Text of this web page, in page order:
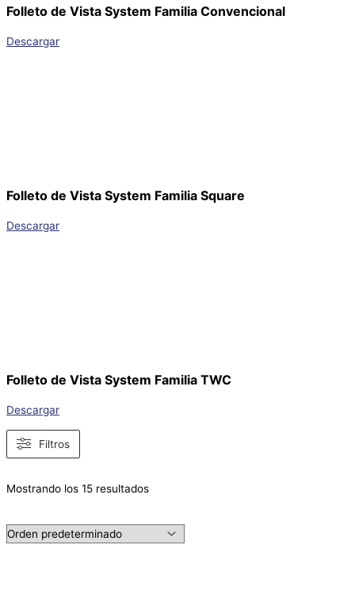
Folleto de Vista System Familia Convencional
Descargar
Folleto de Vista System Familia Square
Descargar
Folleto de Vista System Familia TWC
Descargar
Filtros
Mostrando los 15 resultados